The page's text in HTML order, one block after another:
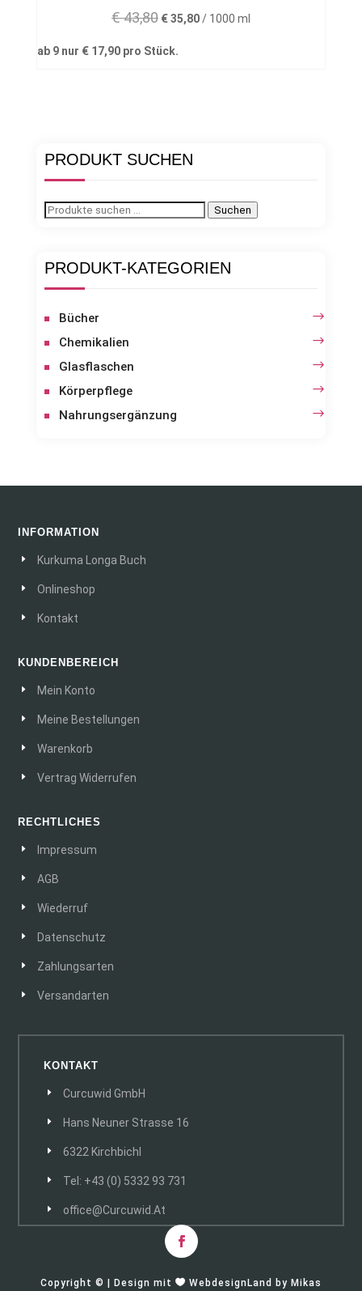
war:
€43,80 €35,80/ 1000 ml
ab 9 nur €17,90pro Stück.
PRODUKT SUCHEN
Suchen
Suchen
PRODUKT-KATEGORIEN
Bücher
Chemikalien
Glasflaschen
Körperpflege
Nahrungsergänzung
INFORMATION
Kurkuma Longa Buch
Onlineshop
Kontakt
KUNDENBEREICH
Mein Konto
Meine Bestellungen
Warenkorb
Vertrag Widerrufen
RECHTLICHES
Impressum
AGB
Wiederruf
Datenschutz
Zahlungsarten
Versandarten
KONTAKT
Curcuwid GmbH
Hans Neuner Strasse 16
6322 Kirchbichl
Tel: +43 (0) 5332 93 731
Office@curcuwid.at
Copyright © | Design mit  WebdesignLand by Mikas